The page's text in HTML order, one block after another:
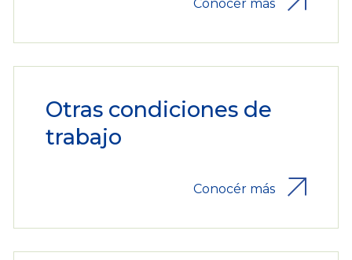
Conocér más
Otras condiciones de
trabajo
Conocér más